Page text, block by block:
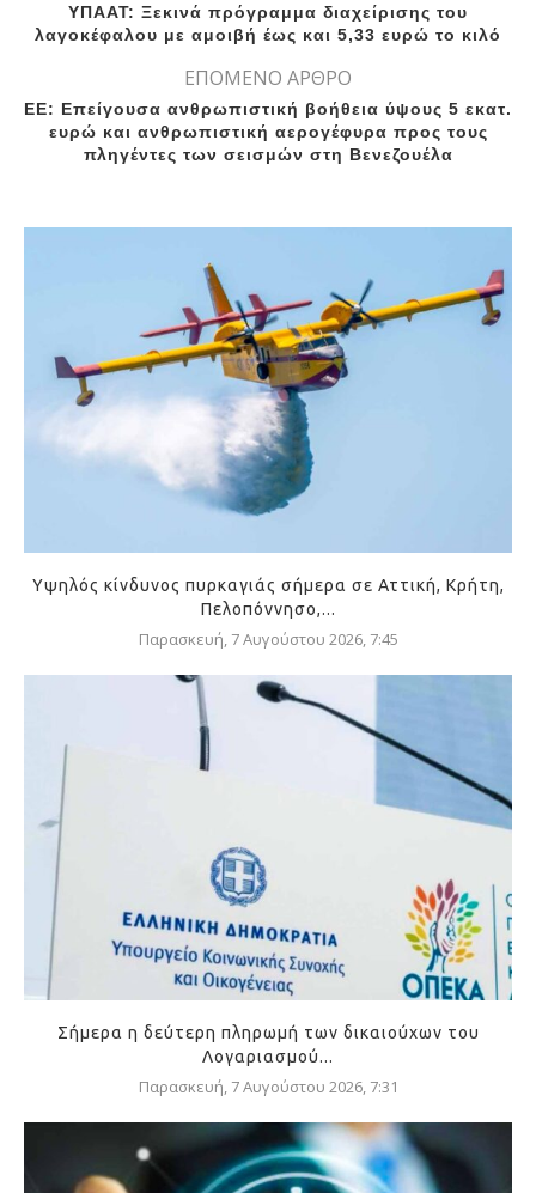
ΥΠΑΑΤ: Ξεκινά πρόγραμμα διαχείρισης του
λαγοκέφαλου με αμοιβή έως και 5,33 ευρώ το κιλό
ΕΠΟΜΕΝΟ ΑΡΘΡΟ
ΕΕ: Επείγουσα ανθρωπιστική βοήθεια ύψους 5 εκατ.
ευρώ και ανθρωπιστική αερογέφυρα προς τους
πληγέντες των σεισμών στη Βενεζουέλα
Υψηλός κίνδυνος πυρκαγιάς σήμερα σε Αττική, Κρήτη,
Πελοπόννησο,...
Παρασκευή, 7 Αυγούστου 2026, 7:45
Σήμερα η δεύτερη πληρωμή των δικαιούχων του
Λογαριασμού...
Παρασκευή, 7 Αυγούστου 2026, 7:31